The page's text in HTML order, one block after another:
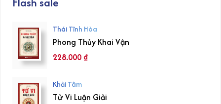
Thái Tĩnh Hòa
Phong Thủy Khai Vận
228.000₫
Khải Tâm
Tử Vi Luận Giải